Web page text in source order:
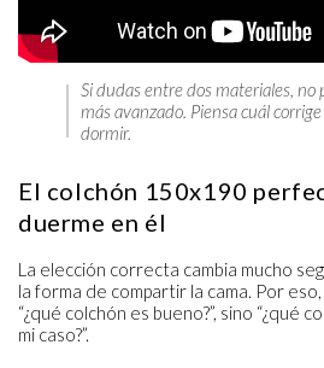
Si dudas entre dos materiales, no
más avanzado. Piensa cuál
dormir.
El colchón 150x190
duerme en él
La elección correcta cambia mucho
la forma de compartir la cama. Por
“¿qué colchón es bueno?”, sino “¿qué
mi caso?”.